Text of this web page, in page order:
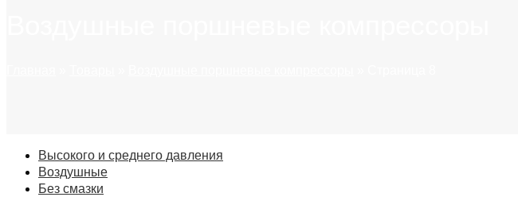
Высокого и среднего давления
Воздушные
Без смазки